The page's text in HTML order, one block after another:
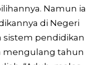
Namun ia
di Negeri
sistem pendidikan
mengulang tahun